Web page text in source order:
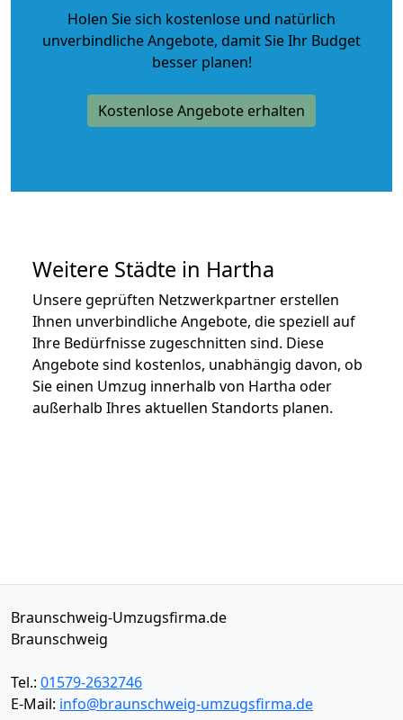
Holen Sie sich kostenlose und natürlich
unverbindliche Angebote, damit Sie Ihr Budget
besser planen!
Kostenlose Angebote erhalten
Weitere Städte in Hartha
Unsere geprüften Netzwerkpartner erstellen
Ihnen unverbindliche Angebote, die speziell auf
Ihre Bedürfnisse zugeschnitten sind. Diese
Angebote sind kostenlos, unabhängig davon, ob
Sie einen Umzug innerhalb von Hartha oder
außerhalb Ihres aktuellen Standorts planen.
Braunschweig-Umzugsfirma.de
Braunschweig
Tel.: 01579-2632746
E-Mail: info@braunschweig-umzugsfirma.de